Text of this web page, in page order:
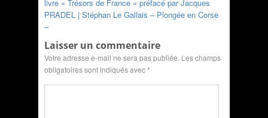
livre « Trésors de France » préfacé par Jacques
PRADEL | Stéphan Le Gallais – Plongée en Corse
–
Laisser un commentaire
Votre adresse e-mail ne sera pas publiée. Les champs
obligatoires sont indiqués avec*